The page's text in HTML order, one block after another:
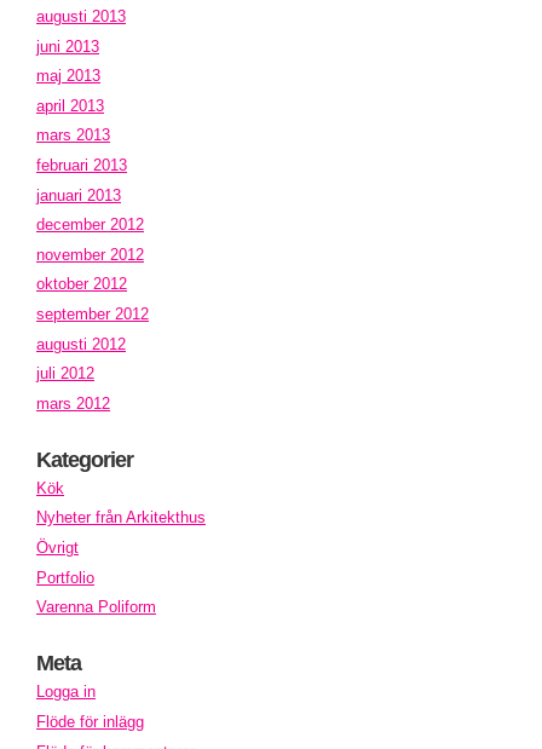
augusti 2013
juni 2013
maj 2013
april 2013
mars 2013
februari 2013
januari 2013
december 2012
november 2012
oktober 2012
september 2012
augusti 2012
juli 2012
mars 2012
Kategorier
Kök
Nyheter från Arkitekthus
Övrigt
Portfolio
Varenna Poliform
Meta
Logga in
Flöde för inlägg